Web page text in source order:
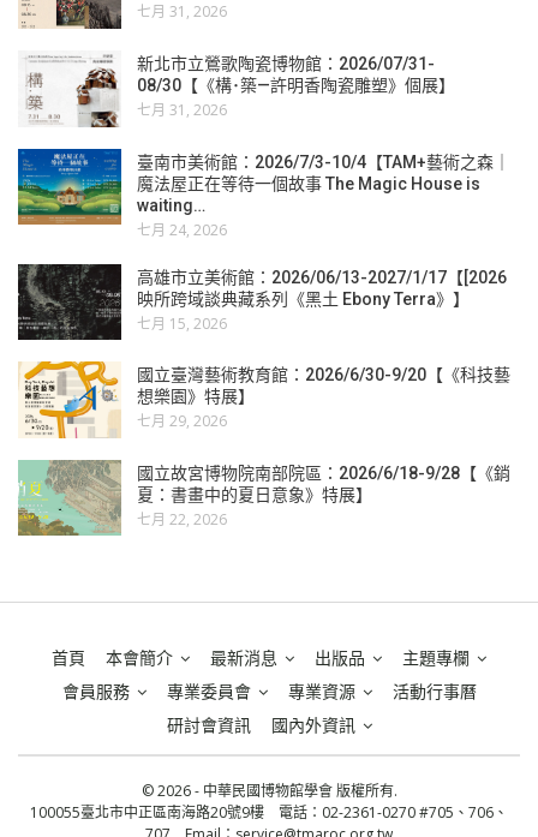
七月 31, 2026
新北市立鶯歌陶瓷博物館：2026/07/31-
08/30【《構･築—許明香陶瓷雕塑》個展】
七月 31, 2026
臺南市美術館：2026/7/3-10/4【TAM+藝術之森｜
魔法屋正在等待一個故事 The Magic House is
waiting…
七月 24, 2026
高雄市立美術館：2026/06/13-2027/1/17【[2026
映所跨域談典藏系列《黑土 Ebony Terra》】
七月 15, 2026
國立臺灣藝術教育館：2026/6/30-9/20【《科技藝
想樂園》特展】
七月 29, 2026
國立故宮博物院南部院區：2026/6/18-9/28【《銷
夏：書畫中的夏日意象》特展】
七月 22, 2026
首頁 本會簡介 最新消息 出版品
主題專欄
會員服務
專業委員會 專業資源
活動行事曆
研討會資訊
國內外資訊
© 2026 - 中華民國博物館學會 版權所有.
100055臺北市中正區南海路20號9樓 電話：02-2361-0270 #705、706、